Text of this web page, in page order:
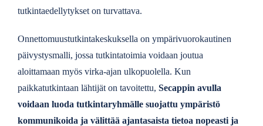
tutkintaedellytykset on turvattava.
Onnettomuustutkintakeskuksella on ympärivuorokautinen
päivystysmalli, jossa tutkintatoimia voidaan joutua
aloittamaan myös virka-ajan ulkopuolella. Kun
paikkatutkintaan lähtijät on tavoitettu, Secappin avulla
voidaan luoda tutkintaryhmälle suojattu ympäristö
kommunikoida ja välittää ajantasaista tietoa nopeasti ja